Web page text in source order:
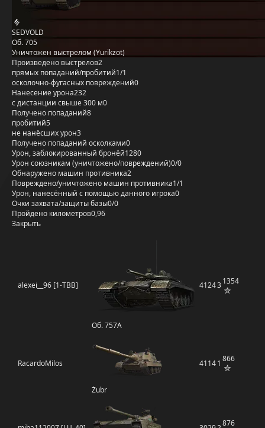
SEDVOLD
Об. 705
Уничтожен выстрелом (Yurikzot)
Произведено выстрелов2
прямых попаданий/пробитий1/1
осколочно-фугасных повреждений0
Нанесение урона232
с дистанции свыше 300 м0
Получено попаданий8
пробитий5
не нанёсших урон3
Получено попаданий осколками0
Урон, заблокированный бронёй1280
Урон союзникам (уничтожено/повреждений)0/0
Обнаружено машин противника2
Повреждено/уничтожено машин противника1/1
Урон, нанесённый с помощью данного игрока0
Очки захвата/защиты базы0/0
Пройдено километров0,96
Закрыть
alexei__96 [1-TBB]
Об. 757А
412431354
RacardoMilos
Żubr
41141 866
876